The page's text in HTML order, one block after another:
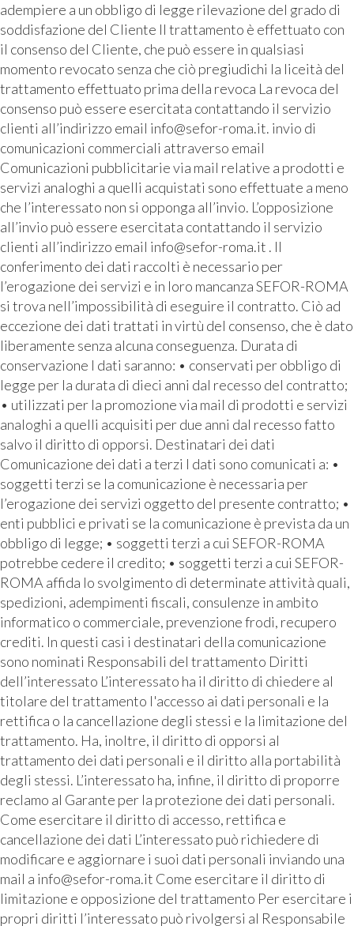
adempiere a un obbligo di legge rilevazione del grado di
soddisfazione del Cliente Il trattamento è effettuato con
il consenso del Cliente, che può essere in qualsiasi
momento revocato senza che ciò pregiudichi la liceità del
trattamento effettuato prima della revoca La revoca del
consenso può essere esercitata contattando il servizio
clienti all’indirizzo email info@sefor-roma.it. invio di
comunicazioni commerciali attraverso email
Comunicazioni pubblicitarie via mail relative a prodotti e
servizi analoghi a quelli acquistati sono effettuate a meno
che l’interessato non si opponga all’invio. L’opposizione
all’invio può essere esercitata contattando il servizio
clienti all’indirizzo email info@sefor-roma.it . Il
conferimento dei dati raccolti è necessario per
l’erogazione dei servizi e in loro mancanza SEFOR-ROMA
si trova nell’impossibilità di eseguire il contratto. Ciò ad
eccezione dei dati trattati in virtù del consenso, che è dato
liberamente senza alcuna conseguenza. Durata di
conservazione I dati saranno: • conservati per obbligo di
legge per la durata di dieci anni dal recesso del contratto;
• utilizzati per la promozione via mail di prodotti e servizi
analoghi a quelli acquisiti per due anni dal recesso fatto
salvo il diritto di opporsi. Destinatari dei dati
Comunicazione dei dati a terzi I dati sono comunicati a: •
soggetti terzi se la comunicazione è necessaria per
l’erogazione dei servizi oggetto del presente contratto; •
enti pubblici e privati se la comunicazione è prevista da un
obbligo di legge; • soggetti terzi a cui SEFOR-ROMA
potrebbe cedere il credito; • soggetti terzi a cui SEFOR-
ROMA affida lo svolgimento di determinate attività quali,
spedizioni, adempimenti fiscali, consulenze in ambito
informatico o commerciale, prevenzione frodi, recupero
crediti. In questi casi i destinatari della comunicazione
sono nominati Responsabili del trattamento Diritti
dell’interessato L’interessato ha il diritto di chiedere al
titolare del trattamento l'accesso ai dati personali e la
rettifica o la cancellazione degli stessi e la limitazione del
trattamento. Ha, inoltre, il diritto di opporsi al
trattamento dei dati personali e il diritto alla portabilità
degli stessi. L’interessato ha, infine, il diritto di proporre
reclamo al Garante per la protezione dei dati personali.
Come esercitare il diritto di accesso, rettifica e
cancellazione dei dati L’interessato può richiedere di
modificare e aggiornare i suoi dati personali inviando una
mail a info@sefor-roma.it Come esercitare il diritto di
limitazione e opposizione del trattamento Per esercitare i
propri diritti l’interessato può rivolgersi al Responsabile